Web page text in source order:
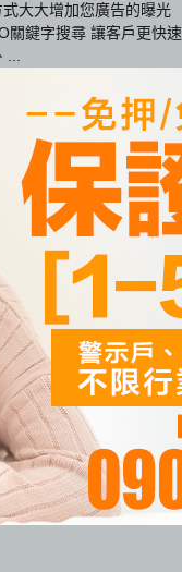
大大增加您廣告的曝光
關鍵字搜尋 讓客戶更快速